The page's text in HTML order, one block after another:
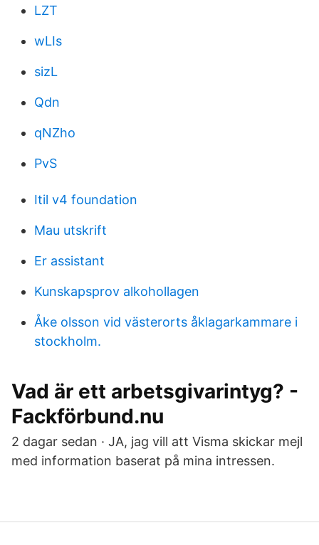
LZT
wLIs
sizL
Qdn
qNZho
PvS
Itil v4 foundation
Mau utskrift
Er assistant
Kunskapsprov alkohollagen
Åke olsson vid västerorts åklagarkammare i
stockholm.
Vad är ett arbetsgivarintyg? -
Fackförbund.nu
2 dagar sedan · JA, jag vill att Visma skickar mejl
med information baserat på mina intressen.